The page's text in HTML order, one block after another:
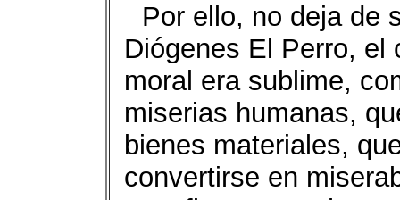
Por ello, no deja de
Diógenes El Perro,
moral era sublime,
miserias humanas,
bienes materiales,
convertirse en